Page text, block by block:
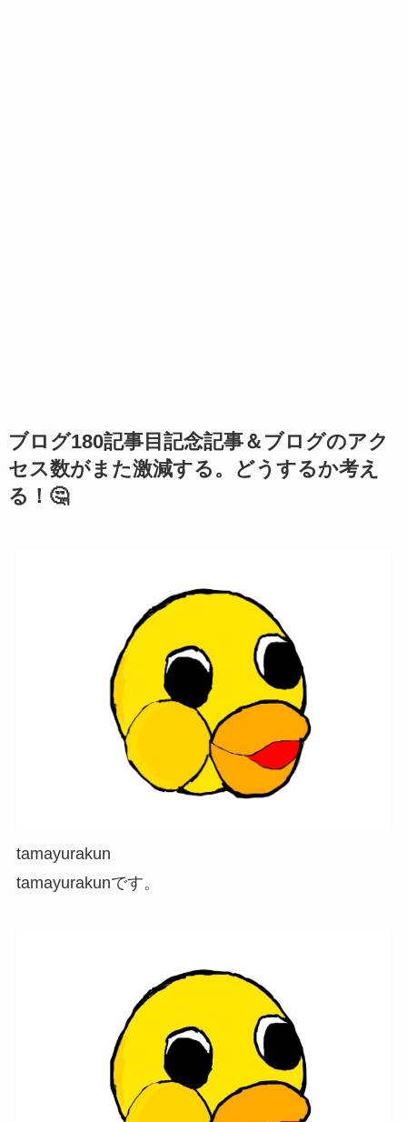
ブログ180記事目記念記事＆ブログのアク
セス数がまた激減する。どうするか考え
る！🤔
tamayurakun
tamayurakunです。